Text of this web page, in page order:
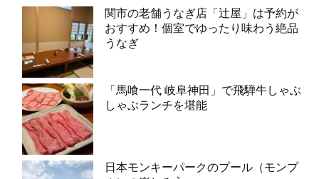
関市の老舗うなぎ店「辻屋」は予約が
おすすめ！個室でゆったり味わう絶品
うなぎ
「馬喰一代 岐阜神田」で飛騨牛しゃぶ
しゃぶランチを堪能
日本モンキーパークのプール（モンプ